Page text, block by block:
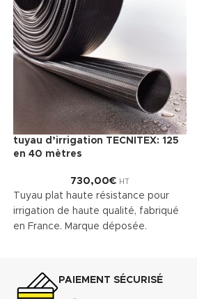
tuyau d’irrigation TECNITEX: 125
en 40 mètres
730,00€ HT
Tuyau plat haute résistance pour
irrigation de haute qualité, fabriqué
en France. Marque déposée.
PAIEMENT SÉCURISÉ